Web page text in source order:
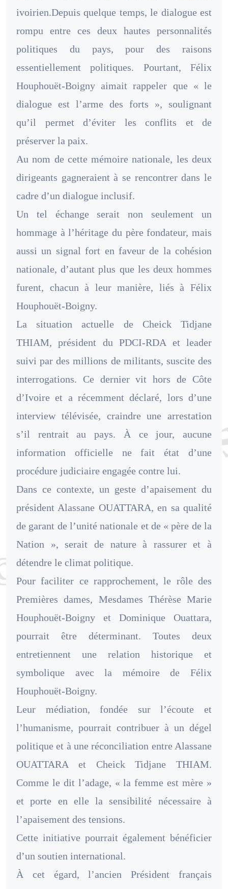
ivoirien.Depuis quelque temps, le dialogue est
rompu entre ces deux hautes personnalités
politiques du pays, pour des raisons
essentiellement politiques. Pourtant, Félix
Houphouët-Boigny aimait rappeler que « le
dialogue est l’arme des forts », soulignant
qu’il permet d’éviter les conflits et de
préserver la paix.
Au nom de cette mémoire nationale, les deux
dirigeants gagneraient à se rencontrer dans le
cadre d’un dialogue inclusif.
Un tel échange serait non seulement un
hommage à l’héritage du père fondateur, mais
aussi un signal fort en faveur de la cohésion
nationale, d’autant plus que les deux hommes
furent, chacun à leur manière, liés à Félix
Houphouët-Boigny.
La situation actuelle de Cheick Tidjane
THIAM, président du PDCI-RDA et leader
suivi par des millions de militants, suscite des
interrogations. Ce dernier vit hors de Côte
d’Ivoire et a récemment déclaré, lors d’une
interview télévisée, craindre une arrestation
s’il rentrait au pays. À ce jour, aucune
information officielle ne fait état d’une
procédure judiciaire engagée contre lui.
Dans ce contexte, un geste d’apaisement du
président Alassane OUATTARA, en sa qualité
de garant de l’unité nationale et de « père de la
Nation », serait de nature à rassurer et à
détendre le climat politique.
Pour faciliter ce rapprochement, le rôle des
Premières dames, Mesdames Thérèse Marie
Houphouët-Boigny et Dominique Ouattara,
pourrait être déterminant. Toutes deux
entretiennent une relation historique et
symbolique avec la mémoire de Félix
Houphouët-Boigny.
Leur médiation, fondée sur l’écoute et
l’humanisme, pourrait contribuer à un dégel
politique et à une réconciliation entre Alassane
OUATTARA et Cheick Tidjane THIAM.
Comme le dit l’adage, « la femme est mère »
et porte en elle la sensibilité nécessaire à
l’apaisement des tensions.
Cette initiative pourrait également bénéficier
d’un soutien international.
À cet égard, l’ancien Président français